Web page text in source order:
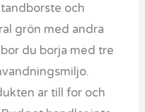
och
grön med andra
du borja med tre
ar till for och